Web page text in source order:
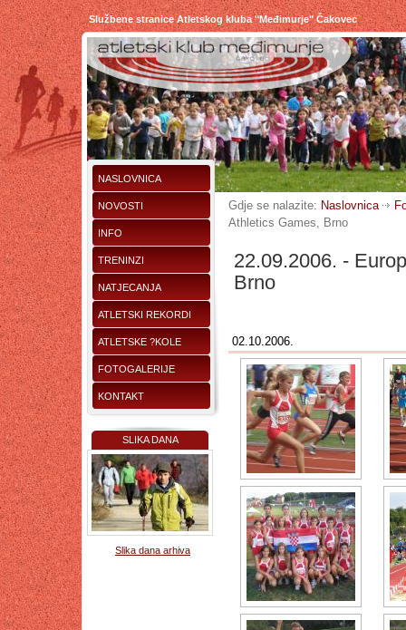
Službene stranice Atletskog kluba "Međimurje" Čakovec
NASLOVNICA
NOVOSTI
INFO
TRENINZI
NATJECANJA
ATLETSKI REKORDI
ATLETSKE ?KOLE
FOTOGALERIJE
KONTAKT
SLIKA DANA
Slika dana arhiva
Gdje se nalazite: Naslovnica
Athletics Games, Brno
22.09.2006. -
Brno
02.10.2006.